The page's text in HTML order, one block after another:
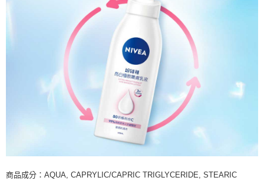
商品成分：AQUA, CAPRYLIC/CAPRIC TRIGLYCERIDE, STEARIC